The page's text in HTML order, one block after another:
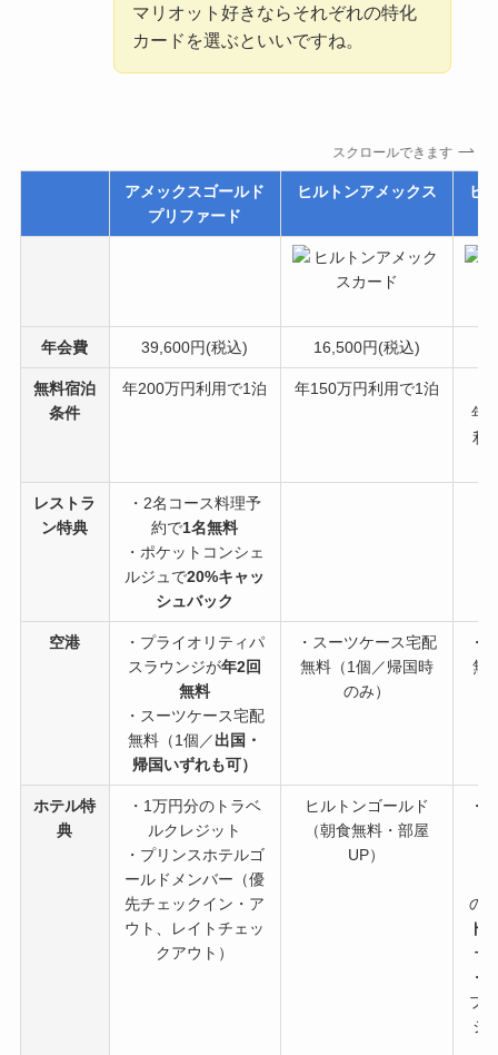
マリオット好きならそれぞれの特化
カードを選ぶといいですね。
スクロールできます
アメックスゴールド
プリファード
ヒルトンアメックス ヒ
年会費 39,600円(税込) 16,500円(税込)
無料宿泊
条件
年200万円利用で1泊 年150万円利用で1泊
年
利
レストラ
ン特典
・2名コース料理予
約で1名無料
・ポケットコンシェ
ルジュで20%キャッ
シュバック
空港
・プライオリティパ
スラウンジが年2回
無料
・スーツケース宅配
無料（1個／出国・
帰国いずれも可）
・スーツケース宅配
無料（1個／帰国時
のみ）
・
無
ホテル特
典
・1万円分のトラベ
ルクレジット
・プリンスホテルゴ
ールドメンバー（優
先チェックイン・ア
ウト、レイトチェッ
クアウト）
ヒルトンゴールド
（朝食無料・部屋
UP）
・
の
ド
ー
・
プ
ジ